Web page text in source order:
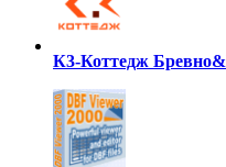
К3-Коттедж